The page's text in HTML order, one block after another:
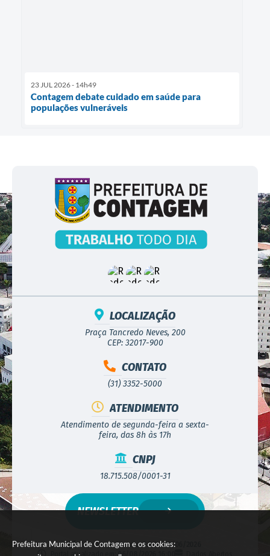
Prefeitura Municipal de Contagem e os cookies:
23 JUL 2026 - 14h49
Contagem debate cuidado em saúde para
populações vulneráveis
LOCALIZAÇÃO
Praça Tancredo Neves, 200
CEP: 32017-900
CONTATO
(31) 3352-5000
ATENDIMENTO
Atendimento de segunda-feira a sexta-
feira, das 8h às 17h
CNPJ
18.715.508/0001-31
Versão do Sistema:3.5.3 - 19/06/2026
Portal atualizado em:
06/08/2026 16:00
NEWSLETTER